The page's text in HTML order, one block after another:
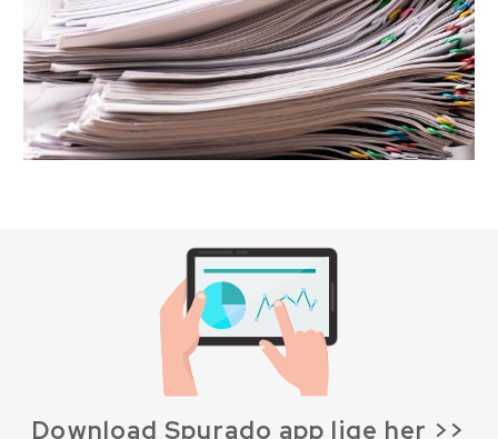
Download Spurado app lige her >>